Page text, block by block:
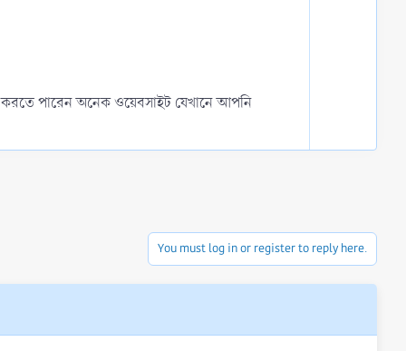
করতে পারেন অনেক ওয়েবসাইট যেখানে আপনি
You must log in or register to reply here.